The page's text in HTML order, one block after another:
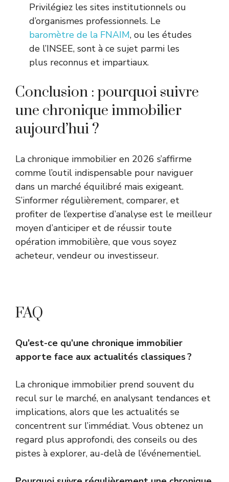
Privilégiez les sites institutionnels ou
d’organismes professionnels. Le
baromètre de la FNAIM, ou les études
de l’INSEE, sont à ce sujet parmi les
plus reconnus et impartiaux.
Conclusion : pourquoi suivre
une chronique immobilier
aujourd’hui ?
La chronique immobilier en 2026 s’affirme
comme l’outil indispensable pour naviguer
dans un marché équilibré mais exigeant.
S’informer régulièrement, comparer, et
profiter de l’expertise d’analyse est le meilleur
moyen d’anticiper et de réussir toute
opération immobilière, que vous soyez
acheteur, vendeur ou investisseur.
FAQ
Qu’est-ce qu’une chronique immobilier
apporte face aux actualités classiques ?
La chronique immobilier prend souvent du
recul sur le marché, en analysant tendances et
implications, alors que les actualités se
concentrent sur l’immédiat. Vous obtenez un
regard plus approfondi, des conseils ou des
pistes à explorer, au-delà de l’événementiel.